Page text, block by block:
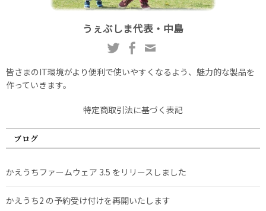
うぇぶしま代表・中島
皆さまのIT環境がより便利で使いやすくなるよう、魅力的な製品を
作っていきます。
特定商取引法に基づく表記
ブログ
かえうちファームウェア 3.5 をリリースしました
かえうち2 の予約受け付けを再開いたします